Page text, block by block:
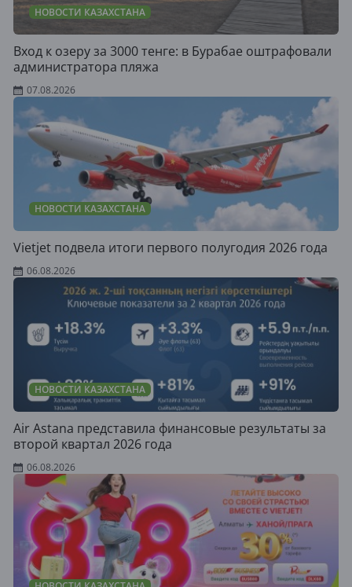
НОВОСТИ КАЗАХСТАНА
Вход к озеру за 3000 тенге: в Бурабае оштрафовали
администратора пляжа
07.08.2026
НОВОСТИ КАЗАХСТАНА
Vietjet подвела итоги первого полугодия 2026 года
06.08.2026
НОВОСТИ КАЗАХСТАНА
Air Astana представила финансовые результаты за
второй квартал 2026 года
06.08.2026